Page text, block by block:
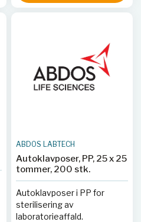
ABDOS LABTECH
Autoklavposer, PP, 25 x 25
tommer, 200 stk.
Autoklavposer i PP for
sterilisering av
laboratorieaffald.